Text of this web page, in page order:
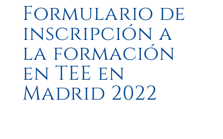
Formulario de
inscripción a
la formación
en TEE en
Madrid 2022